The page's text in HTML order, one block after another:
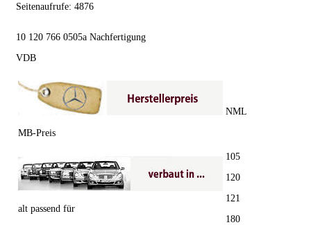
Seitenaufrufe: 4876
10 120 766 0505a Nachfertigung
VDB
MB-Preis
NML
alt passend für
105
120
121
180